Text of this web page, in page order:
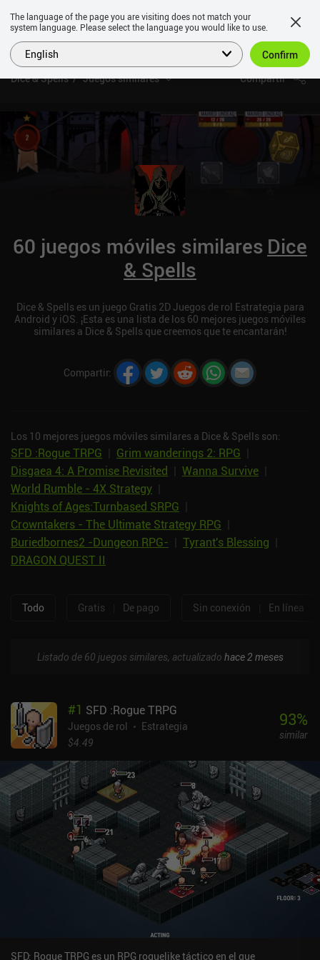
Dice & Spells Juegos similares Compartir
60 juegos móviles similares Dice
& Spells
Dice & Spells es un juego Gratis 2D Juegos de rol Estrategia para
Android y iOS. ¡Esta es una lista de los 60 mejores juegos móviles
similares a Dice & Spells que creemos que te encantarán!
Compartir:
Los 10 mejores juegos móviles similares a Dice & Spells son:
SFD :Rogue TRPG Grim wanderings 2: RPG
Disgaea 4: A Promise Revisited
Wanna Survive
World Rumble - 4X Strategy
Knights of Ages:Turnbased SRPG
Crowntakers - The Ultimate Strategy RPG
Buriedbornes2 -Dungeon RPG-
Tyrant's Blessing
DRAGON QUEST II
Todo Gratis De pago Sin conexión En línea
Listado de 60 juegos similares, actualizado hace 2 meses
#1 SFD :Rogue TRPG
Juegos de rol
Estrategia
$4.49
93%
similar
SFD: Rogue TRPG es un RPG roguelike táctico en el que
The language of the page you are visiting does not match your
system language. Please select the language you would like to use.
English Confirm